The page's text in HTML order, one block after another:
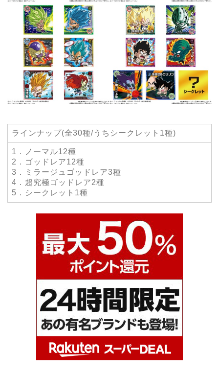
ラインナップ(全30種/うちシークレット1種)
1．ノーマル12種
2．ゴッドレア12種
3．ミラージュゴッドレア3種
4．超究極ゴッドレア2種
5．シークレット1種